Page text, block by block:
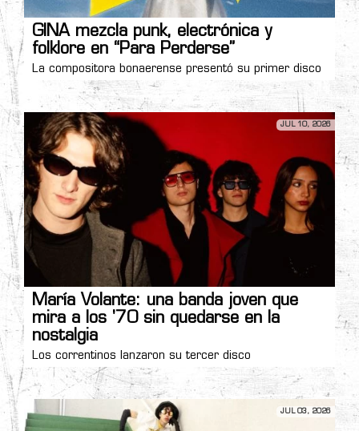
GINA mezcla punk, electrónica y
folklore en “Para Perderse”
La compositora bonaerense presentó su primer disco
JUL 10, 2026
María Volante: una banda joven que
mira a los '70 sin quedarse en la
nostalgia
Los correntinos lanzaron su tercer disco
JUL 03, 2026